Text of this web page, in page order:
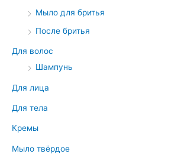
Мыло для бритья
После бритья
Для волос
Шампунь
Для лица
Для тела
Кремы
Мыло твёрдое